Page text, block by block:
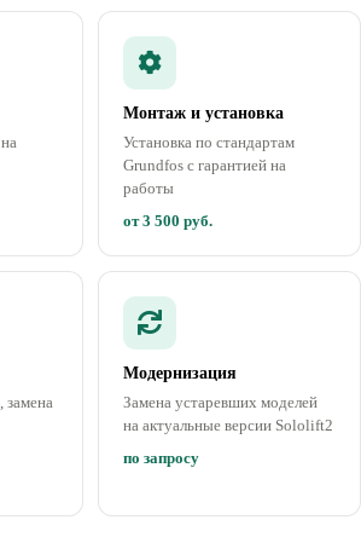
Монтаж и установка
Установка по стандартам
Grundfos с гарантией на
работы
от 3 500 руб.
замена
Модернизация
Замена устаревших моделей
на актуальные версии Sololift2
по запросу